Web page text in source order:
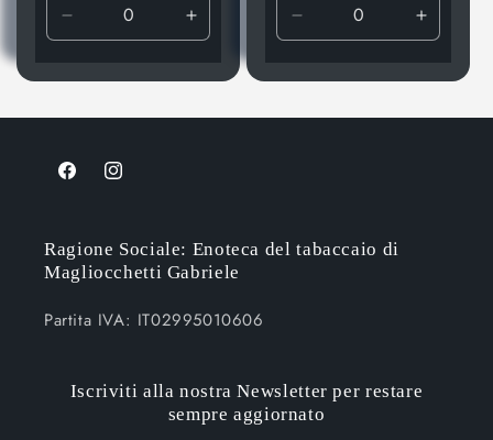
listino
Diminuisci
quantità
Title
Aumenta
quantità
Title
listino
Diminuisci
quantità
Title
quantità
Title
FacebookInstagram
Ragione Sociale: Enoteca del tabaccaio di
Magliocchetti Gabriele
Partita IVA: IT02995010606
Iscriviti alla nostra Newsletter per restare
sempre aggiornato